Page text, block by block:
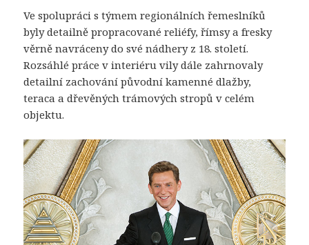
Ve spolupráci s týmem regionálních řemeslníků
byly detailně propracované reliéfy, římsy a fresky
věrně navráceny do své nádhery z 18. století.
Rozsáhlé práce v interiéru vily dále zahrnovaly
detailní zachování původní kamenné dlažby,
teraca a dřevěných trámových stropů v celém
objektu.